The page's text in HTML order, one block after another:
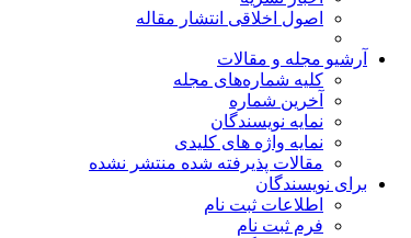
اصول اخلاقی انتشار مقاله
آرشیو مجله و مقالات
کلیه شماره‌های مجله
آخرین شماره
نمایه نویسندگان
نمایه واژه های کلیدی
مقالات پذیرفته شده منتشر نشده
برای نویسندگان
اطلاعات ثبت نام
فرم ثبت نام